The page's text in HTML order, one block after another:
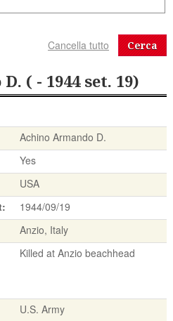
Cerca
( - 1944 set. 19)
Achino Armando D.
Yes
USA
1944/09/19
Anzio, Italy
Killed at Anzio beachhead
U.S. Army